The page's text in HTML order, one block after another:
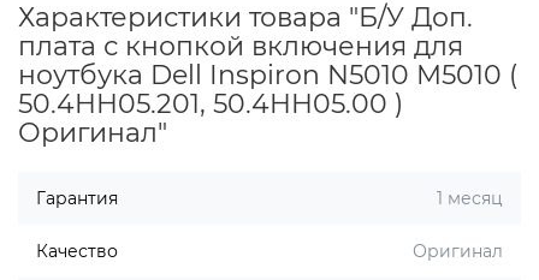
Характеристики товара "Б/У Доп.
плата с кнопкой включения для
ноутбука Dell Inspiron N5010 M5010 (
50.4HH05.201, 50.4HH05.00 )
Оригинал"
Гарантия 1 месяц
Качество Оригинал